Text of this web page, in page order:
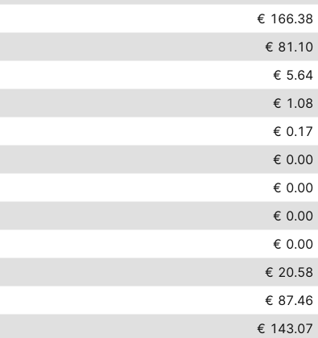
€ 166.38
€ 81.10
€ 5.64
€ 1.08
€ 0.17
€ 0.00
€ 0.00
€ 0.00
€ 0.00
€ 20.58
€ 87.46
€ 143.07